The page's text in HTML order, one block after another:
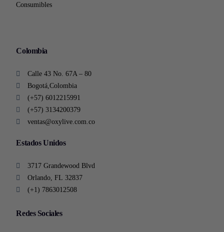
Consumibles
Colombia
Calle 43 No. 67A – 80
Bogotá,Colombia
(+57) 6012215991
(+57) 3134200379
ventas@oxylive.com.co
Estados Unidos
3717 Grandewood Blvd
Orlando, FL 32837
(+1) 7863012508
Redes Sociales